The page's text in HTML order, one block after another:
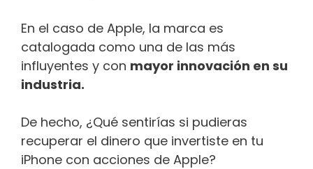
En el caso de Apple, la marca es
catalogada como una de las más
influyentes y con mayor innovación en su
industria.
De hecho, ¿Qué sentirías si pudieras
recuperar el dinero que invertiste en tu
iPhone con acciones de Apple?